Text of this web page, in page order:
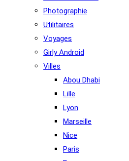
Photographie
Utilitaires
Voyages
Girly Android
Villes
Abou Dhabi
Lille
Lyon
Marseille
Nice
Paris